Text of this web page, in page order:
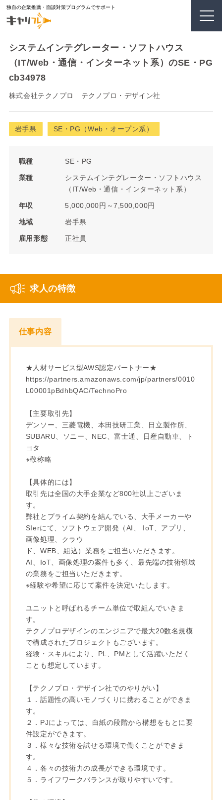
独自の企業推薦・面談対策プログラムでサポート
システムインテグレーター・ソフトハウス
（IT/Web・通信・インターネット系）のSE・PG
cb34978
株式会社テクノプロ テクノプロ・デザイン社
岩手県 SE・PG（Web・オープン系）
職種 SE・PG
業種
システムインテグレーター・ソフトハウス
（IT/Web・通信・インターネット系）
年収 5,000,000円～7,500,000円
地域 岩手県
雇用形態 正社員
求人の特徴
仕事内容
★人材サービス型AWS認定パートナー★
https://partners.amazonaws.com/jp/partners/0010
L00001pBdhbQAC/TechnoPro
【主要取引先】
デンソー、三菱電機、本田技研工業、日立製作所、
SUBARU、ソニー、NEC、富士通、日産自動車、ト
ヨタ
※敬称略
【具体的には】
取引先は全国の大手企業など800社以上ございま
す。
弊社とプライム契約を結んでいる、大手メーカーや
SIerにて、ソフトウェア開発（AI、 IoT、アプリ、
画像処理、クラウ
ド、WEB、組込）業務をご担当いただきます。
AI、IoT、画像処理の案件も多く、最先端の技術領域
の業務をご担当いただきます。
※経験や希望に応じて案件を決定いたします。
ユニットと呼ばれるチーム単位で取組んでいきま
す。
テクノプロデザインのエンジニアで最大20数名規模
で構成されたプロジェクトもございます。
経験・スキルにより、PL、PMとして活躍いただく
ことも想定しています。
【テクノプロ・デザイン社でのやりがい】
１．話題性の高いモノづくりに携わることができま
す。
２．PJによっては、白紙の段階から構想をもとに要
件設定ができます。
３．様々な技術を試せる環境で働くことができま
す。
４．各々の技術力の成長ができる環境です。
５．ライフワークバランスが取りやすいです。